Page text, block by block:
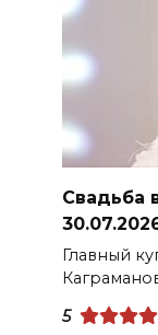
Свадьба
Главный
5